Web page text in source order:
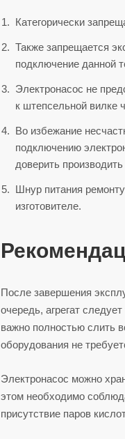
Категорически
Также запрещается
подключение данной
Электронасос не
к штепсельной вилке
Во избежание
подключению
доверить
Шнур питания
изготовителе.
После завершения
очередь, агрегат
важно полностью слить
оборудования не
Электронасос можно
этом необходимо
присутствие паров